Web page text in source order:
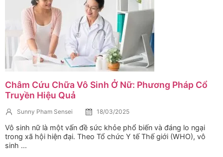
Châm Cứu Chữa Vô Sinh Ở Nữ: Phương Pháp Cổ
Truyền Hiệu Quả
Sunny Pham Sensei 18/03/2025
Vô sinh nữ là một vấn đề sức khỏe phổ biến và đáng lo ngại
trong xã hội hiện đại. Theo Tổ chức Y tế Thế giới (WHO), vô
sinh ...